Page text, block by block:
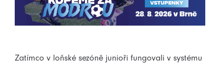
Zatímco v loňské sezóně junioři fungovali v systému